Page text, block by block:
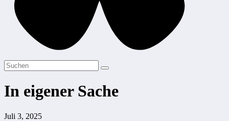
In eigener Sache
Juli 3, 2025